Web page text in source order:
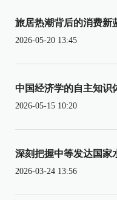
旅居热潮背后的消费新
2026-05-20 13:45
中国经济学的自主知识
2026-05-15 10:20
深刻把握中等发达国家
2026-03-24 13:56